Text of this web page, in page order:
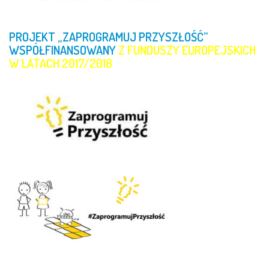
PROJEKT „ZAPROGRAMUJ PRZYSZŁOŚĆ”
WSPÓŁFINANSOWANYZ FUNDUSZYEUROPEJSKICH
WLATACH2017/2018